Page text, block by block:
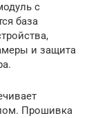
с
база
и защита
Прошивка